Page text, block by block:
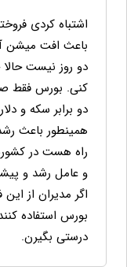
اشتباه کردی
باعث افت میشن
دو روز نیست حالا
دو برابر سکه و
همینطور باعث
راه هست در
و عامل رشد و
اگر مدیران از
بورس استفاده
درستی بگیرن.